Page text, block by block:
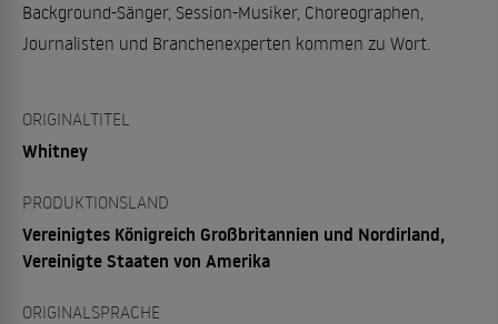
Background-Sänger, Session-Musiker, Choreographen,
Journalisten und Branchenexperten kommen zu Wort.
ORIGINALTITEL
Whitney
PRODUKTIONSLAND
Vereinigtes Königreich Großbritannien und Nordirland,
Vereinigte Staaten von Amerika
ORIGINALSPRACHE